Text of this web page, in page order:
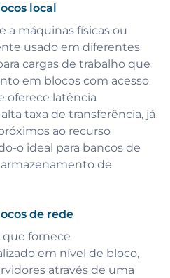
local
a máquinas físicas ou
usado em diferentes
cargas de trabalho que
em blocos com acesso
oferece latência
taxa de transferência, já
ao recurso
o ideal para bancos de
de
de rede
fornece
em nível de bloco,
através de uma